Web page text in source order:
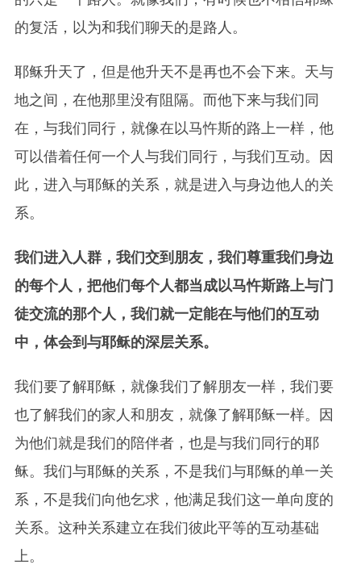
的复活，以为和我们聊天的是路人。
耶稣升天了，但是他升天不是再也不会下来。天与
地之间，在他那里没有阻隔。而他下来与我们同
在，与我们同行，就像在以马忤斯的路上一样，他
可以借着任何一个人与我们同行，与我们互动。因
此，进入与耶稣的关系，就是进入与身边他人的关
系。
我们进入人群，我们交到朋友，我们尊重我们身边
的每个人，把他们每个人都当成以马忤斯路上与门
徒交流的那个人，我们就一定能在与他们的互动
中，体会到与耶稣的深层关系。
我们要了解耶稣，就像我们了解朋友一样，我们要
也了解我们的家人和朋友，就像了解耶稣一样。因
为他们就是我们的陪伴者，也是与我们同行的耶
稣。我们与耶稣的关系，不是我们与耶稣的单一关
系，不是我们向他乞求，他满足我们这一单向度的
关系。这种关系建立在我们彼此平等的互动基础
上。